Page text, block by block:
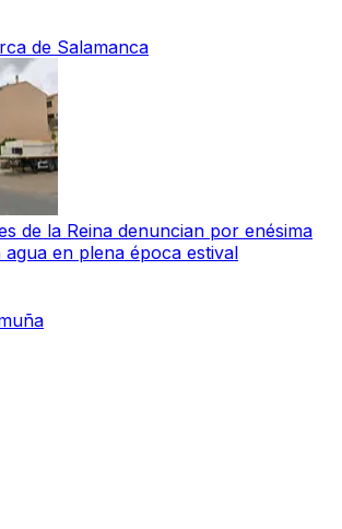
de Salamanca
de la Reina denuncian por enésima
en plena época estival